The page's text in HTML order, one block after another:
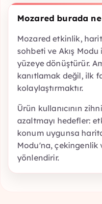
Mozared burada
Mozared etkinlik,
sohbeti ve Akış Modu
yüzeye dönüştürür.
kanıtlamak değil, ilk
kolaylaştırmaktır.
Ürün kullanıcının
azaltmayı hedefler:
konum uygunsa
Modu'na, çekingenlik
yönlendirir.